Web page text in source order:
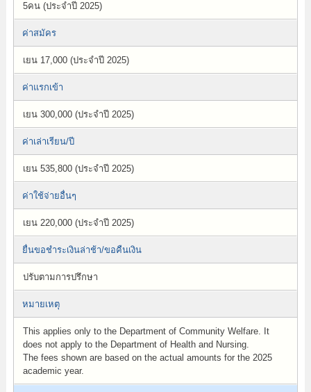
5คน (ประจำปี 2025)
ค่าสมัคร
เยน 17,000 (ประจำปี 2025)
ค่าแรกเข้า
เยน 300,000 (ประจำปี 2025)
ค่าเล่าเรียน/ปี
เยน 535,800 (ประจำปี 2025)
ค่าใช้จ่ายอื่นๆ
เยน 220,000 (ประจำปี 2025)
ยื่นขอชำระเงินล่าช้า/ขอคืนเงิน
ปรับตามการปรึกษา
หมายเหตุ
This applies only to the Department of Community Welfare. It
does not apply to the Department of Health and Nursing.
The fees shown are based on the actual amounts for the 2025
academic year.